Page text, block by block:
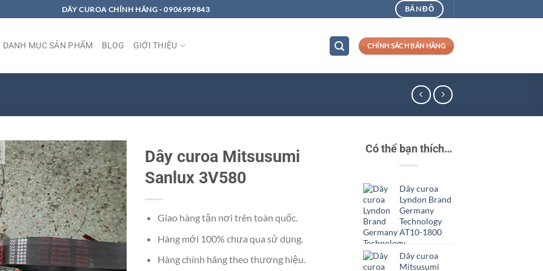
DÂY CUROA CHÍNH HÃNG - 0906999843 BẢN ĐỒ
DANH MỤC SẢN PHẨM BLOG GIỚI THIỆU CHÍNH SÁCH BÁN HÀNG
Dây curoa Mitsusumi
Sanlux 3V580
Giao hàng tận nơi trên toàn quốc.
Hàng mới 100% chưa qua sử dụng.
Hàng chính hãng theo thương hiệu.
Có thể bạn thích…
Dây curoa
Lyndon Brand
Germany
Technology
AT10-1800
Dây curoa
Mitsusumi